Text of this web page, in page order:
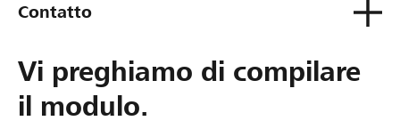
Contatto
Vi preghiamo di compilare
il modulo.